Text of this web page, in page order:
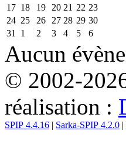
17 18 19 20 21 22 23
24 25 26 27 28 29 30
31
1 2 3 4 5 6
Aucun
© 2002-
réalisation :
SPIP 4.4.16 | Sarka-SPIP 4.2.0 |